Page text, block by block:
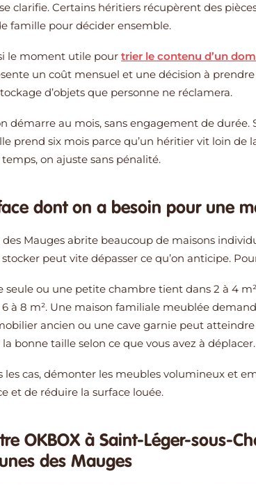
clarifie. Certains héritiers récupèrent des
famille pour décider ensemble.
le moment utile pour trier le contenu d’un
un coût mensuel et une décision à
d’objets que personne ne réclamera.
démarre au mois, sans engagement de durée.
prend six mois parce qu’un héritier vit loin
on ajuste sans pénalité.
dont on a besoin pour une
Mauges abrite beaucoup de maisons
peut vite dépasser ce qu’on anticipe.
seule ou une petite chambre tient dans 2 à 4
6 à 8 m². Une maison familiale meublée
ancien ou une cave garnie peut atteindre
bonne taille selon ce que vous avez à déplacer.
les cas, démonter les meubles volumineux et
et de réduire la surface louée.
OKBOX à Saint-Léger-sous-
des Mauges